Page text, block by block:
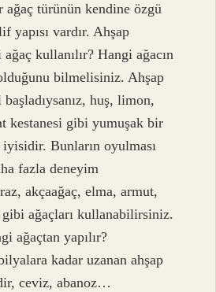
ağaç türünün kendine özgü
yapısı vardır. Ahşap
ağaç kullanılır? Hangi ağacın
bilmelisiniz. Ahşap
başladıysanız, huş, limon,
kestanesi gibi yumuşak bir
iyisidir. Bunların oyulması
fazla deneyim
akçaağaç, elma, armut,
ağaçları kullanabilirsiniz.
ağaçtan yapılır?
kadar uzanan ahşap
ceviz, abanoz…